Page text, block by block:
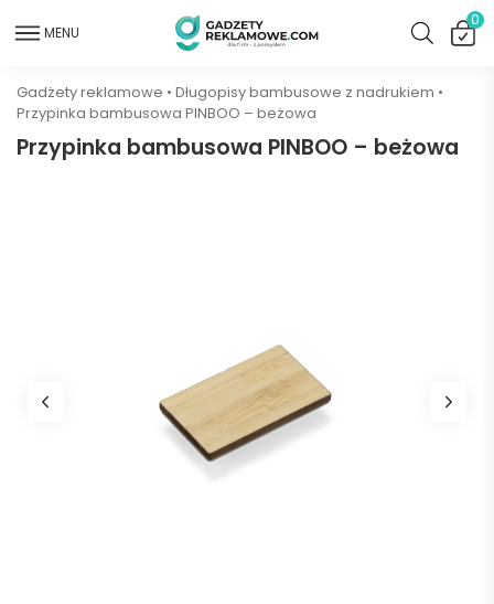
MENU
0
Gadżety reklamowe • Długopisy bambusowe z nadrukiem •
Przypinka bambusowa PINBOO – beżowa
Przypinka bambusowa PINBOO – beżowa